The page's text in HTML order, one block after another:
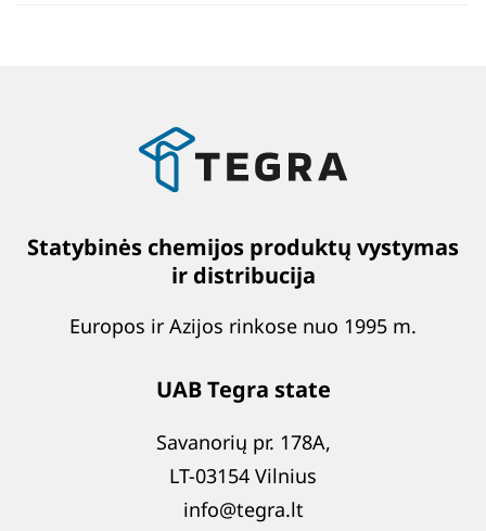
Statybinės chemijos produktų vystymas
ir distribucija
Europos ir Azijos rinkose nuo 1995 m.
UAB Tegra state
Savanorių pr. 178A,
LT-03154 Vilnius
info@tegra.lt